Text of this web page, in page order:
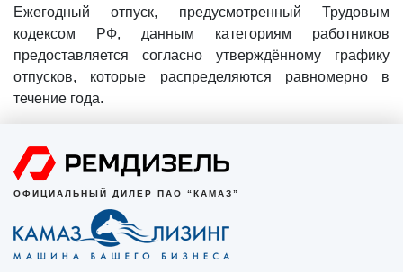
Ежегодный отпуск, предусмотренный Трудовым
кодексом РФ, данным категориям работников
предоставляется согласно утверждённому графику
отпусков, которые распределяются равномерно в
течение года.
ОФИЦИАЛЬНЫЙ ДИЛЕР ПАО “КАМАЗ”